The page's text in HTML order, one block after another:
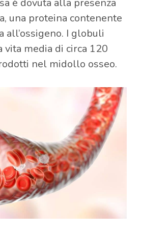
una proteina contenente
all’ossigeno. I globuli
vita media di circa 120
nel midollo osseo.